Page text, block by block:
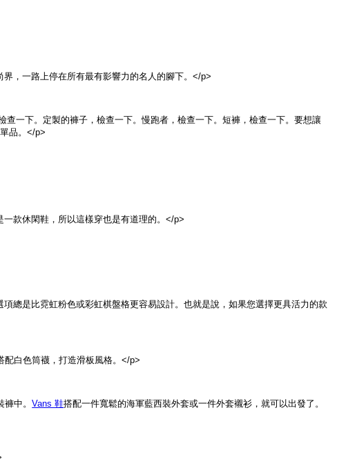
，一路上停在所有最有影響力的名人的腳下。</p>
一下。定製的褲子，檢查一下。慢跑者，檢查一下。短褲，檢查一下。要想讓
品。</p>
款休閑鞋，所以這樣穿也是有道理的。</p>
是比霓虹粉色或彩虹棋盤格更容易設計。也就是說，如果您選擇更具活力的款
白色筒襪，打造滑板風格。</p>
褲中。Vans 鞋搭配一件寬鬆的海軍藍西裝外套或一件外套襯衫，就可以出發了。